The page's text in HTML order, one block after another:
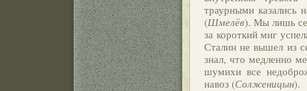
траурными казались
(Шмелёв). Мы лишь
за короткий миг
Сталин не вышел из
знал, что медленно
шумихи все
навоз (Солженицын).